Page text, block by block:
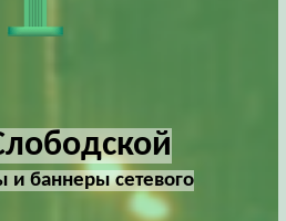
и баннеры сетевого